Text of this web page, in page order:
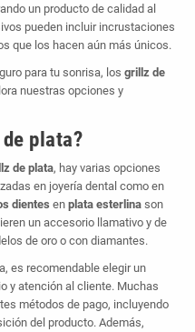
un producto de calidad al
pueden incluir incrustaciones
que los hacen aún más únicos.
para tu sonrisa, los grillz de
nuestras opciones y
plata?
de plata, hay varias opciones
en joyería dental como en
dientes en plata esterlina son
un accesorio llamativo y de
de oro o con diamantes.
es recomendable elegir un
y atención al cliente. Muchas
métodos de pago, incluyendo
del producto. Además,